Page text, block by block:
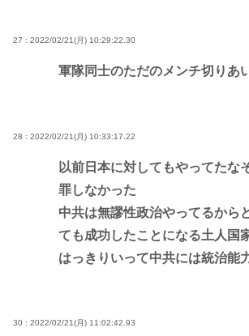
27 : 2022/02/21(月) 10:29:22.30
軍隊同士のただのメンチ切りあ
28 : 2022/02/21(月) 10:33:17.22
以前日本に対してもやってたな
罪しなかった
中共は無謬性政治やってるから
ても成功したことになる土人国
はっきりいって中共には統治能
30 : 2022/02/21(月) 11:02:42.93